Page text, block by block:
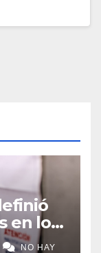
en los
La
NO HAY